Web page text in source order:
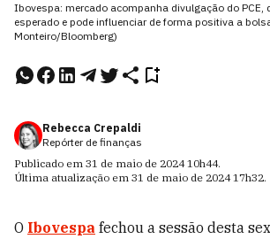
Ibovespa: mercado acompanha divulgação do PCE,
esperado e pode influenciar de forma positiva a
Monteiro/Bloomberg)
Rebecca Crepaldi
Repórter de finanças
Publicado em 31 de maio de 2024 10h44.
Última atualização em 31 de maio de 2024 17h32.
O Ibovespa fechou a sessão desta